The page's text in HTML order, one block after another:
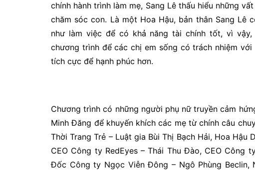
chính hành trình làm mẹ, Sang Lê thấu hiểu những
chăm sóc con. Là một Hoa Hậu, bản thân Sang Lê
như làm việc để có khả năng tài chính tốt, vì
chương trình để các chị em sống có trách nhiệm
tích cực để hạnh phúc hơn.
Chương trình có những người phụ nữ truyền cảm
Minh Đăng để khuyến khích các mẹ từ chính câu
Thời Trang Trẻ – Luật gia Bùi Thị Bạch Hải, Hoa Hậu
CEO Công ty RedEyes – Thái Thu Đào, CEO Công
Đốc Công ty Ngọc Viễn Đông – Ngô Phùng Beclin,